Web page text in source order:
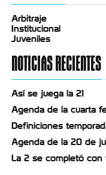
Arbitraje
Institucional
Juveniles
NOTICIAS RECIENTES
Así se juega la 21
Agenda de la cuarta
Definiciones
Agenda de la 20 de
La 2 se completó con